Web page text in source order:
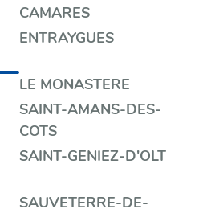
CAMARES
ENTRAYGUES
LE MONASTERE
SAINT-AMANS-DES-
COTS
SAINT-GENIEZ-D'OLT
SAUVETERRE-DE-